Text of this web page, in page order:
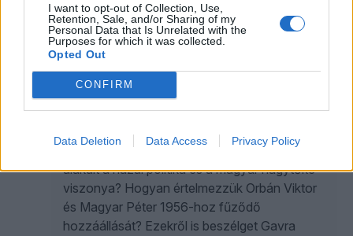
I want to opt-out of Collection, Use,
Retention, Sale, and/or Sharing of my
Personal Data that Is Unrelated with the
Purposes for which it was collected.
Opted Out
CONFIRM
Data Deletion Data Access Privacy Policy
ÖT
Magyar Péter kicsavarta ’56 örökségét
Orbán Viktor kezéből? | Gavra és
Mi történik a MasterGood-ügyben? Miként
alakult a hazai politika és a magyar nagytőke
viszonya? Hogyan értelmezzük Orbán Viktor
és Magyar Péter 1956-hoz fűződő
hozzáállását? Ezekről is beszélget Gavra